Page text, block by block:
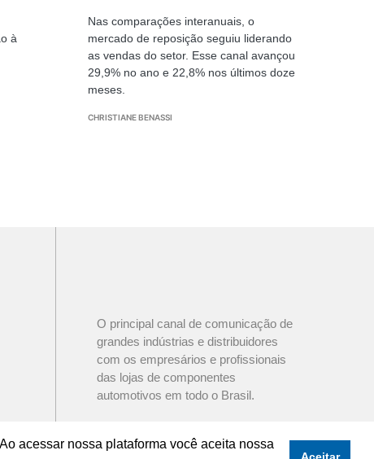
acessar nossa plataforma você aceita nossa
à
Nas comparações interanuais, o
mercado de reposição seguiu liderando
as vendas do setor. Esse canal avançou
29,9% no ano e 22,8% nos últimos doze
meses.
CHRISTIANE BENASSI
O principal canal de comunicação de
grandes indústrias e distribuidores
com os empresários e profissionais
das lojas de componentes
automotivos em todo o Brasil.